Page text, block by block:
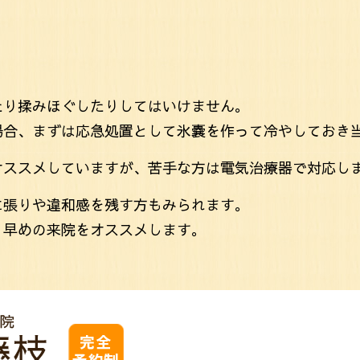
揉みほぐしたりしてはいけません。
、まずは応急処置として氷嚢を作って冷やしておき
スメしていますが、苦手な方は電気治療器で対応し
りや違和感を残す方もみられます。
めの来院をオススメします。